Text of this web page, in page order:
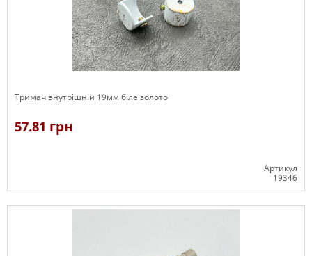
Тримач внутрішній 19мм біле золото
57.81 грн
Артикул
19346